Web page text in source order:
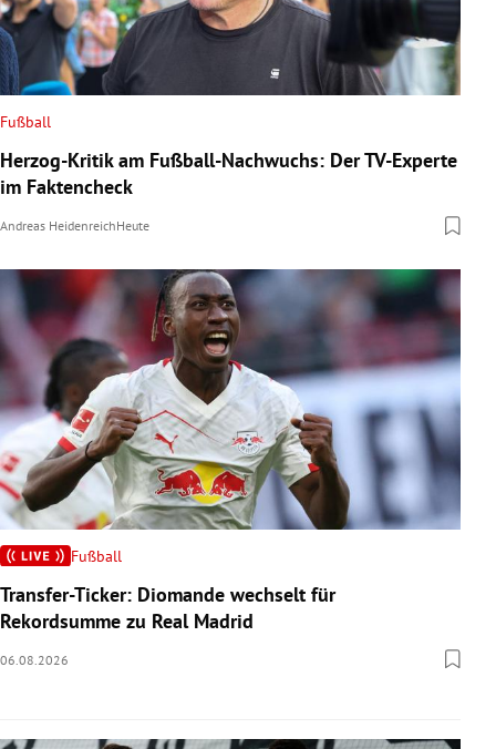
Fußball
Herzog-Kritik am Fußball-Nachwuchs: Der TV-Experte
im Faktencheck
Andreas HeidenreichHeute
Fußball
Transfer-Ticker: Diomande wechselt für
Rekordsumme zu Real Madrid
06.08.2026